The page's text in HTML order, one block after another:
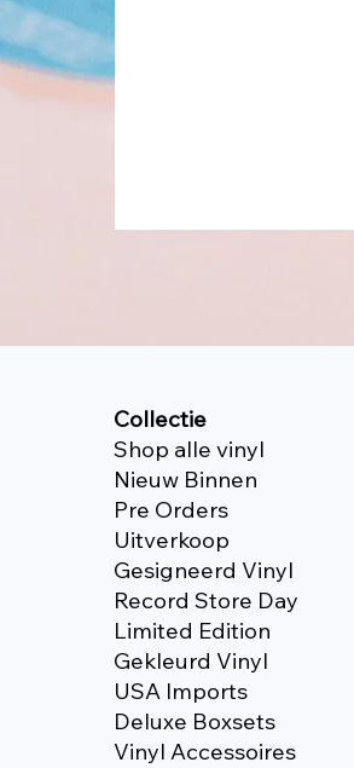
Collectie
Shop alle vinyl
Nieuw Binnen
Pre Orders
Uitverkoop
Gesigneerd Vinyl
Record Store Day
Limited Edition
Gekleurd Vinyl
USA Imports
Deluxe Boxsets
Vinyl Accessoires